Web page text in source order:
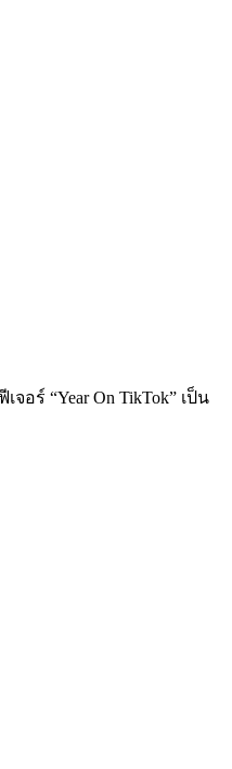
ร์ “Year On TikTok” เป็น